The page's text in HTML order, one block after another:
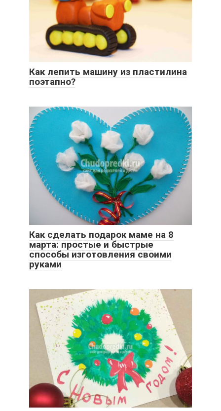
Как лепить машину из пластилина
поэтапно?
Как сделать подарок маме на 8
марта: простые и быстрые
способы изготовления своими
руками